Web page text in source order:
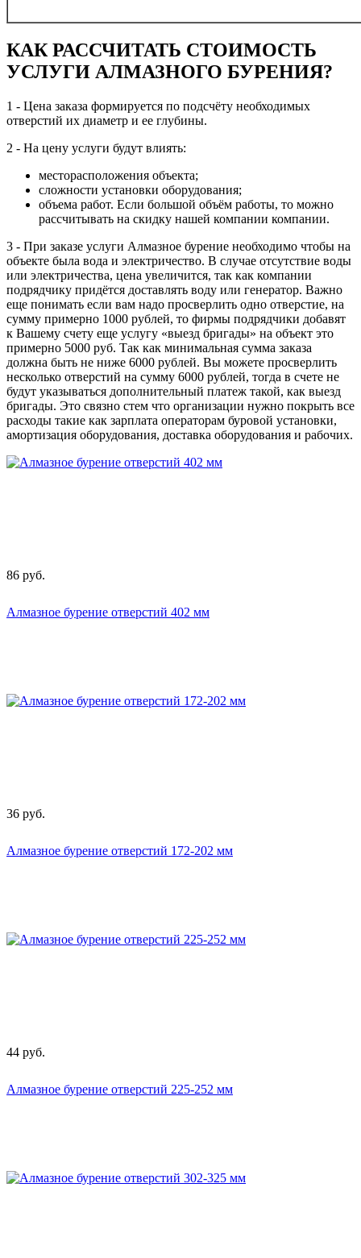
КАК РАССЧИТАТЬ СТОИМОСТЬ
УСЛУГИ АЛМАЗНОГО БУРЕНИЯ?
1 - Цена заказа формируется по подсчёту необходимых
отверстий их диаметр и ее глубины.
2 - На цену услуги будут влиять:
месторасположения объекта;
сложности установки оборудования;
объема работ. Если большой объём работы, то можно
рассчитывать на скидку нашей компании компании.
3 - При заказе услуги Алмазное бурение необходимо чтобы на
объекте была вода и электричество. В случае отсутствие воды
или электричества, цена увеличится, так как компании
подрядчику придётся доставлять воду или генератор. Важно
еще понимать если вам надо просверлить одно отверстие, на
сумму примерно 1000 рублей, то фирмы подрядчики добавят
к Вашему счету еще услугу «выезд бригады» на объект это
примерно 5000 руб. Так как минимальная сумма заказа
должна быть не ниже 6000 рублей. Вы можете просверлить
несколько отверстий на сумму 6000 рублей, тогда в счете не
будут указываться дополнительный платеж такой, как выезд
бригады. Это связно стем что организации нужно покрыть все
расходы такие как зарплата операторам буровой установки,
амортизация оборудования, доставка оборудования и рабочих.
86 руб.
Алмазное бурение отверстий 402 мм
36 руб.
Алмазное бурение отверстий 172-202 мм
44 руб.
Алмазное бурение отверстий 225-252 мм